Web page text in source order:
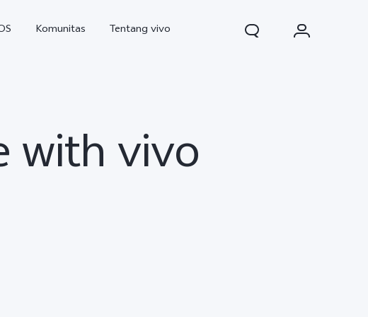
Komunitas Tentang vivo
with vivo